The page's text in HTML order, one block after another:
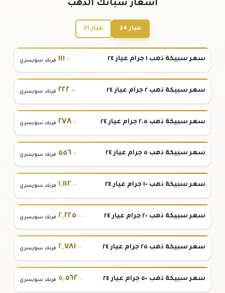
أسعار سبائك الذهب
عيار 24 عيار 21
سعر سبيكة ذهب ١ جرام عيار ٢٤ ١١١.٢٠ فرنك سويسري
سعر سبيكة ذهب ٢ جرام عيار ٢٤ ٢٢٢.٥٠ فرنك سويسري
سعر سبيكة ذهب ٢.٥ جرام عيار ٢٤ ٢٧٨.١٠ فرنك سويسري
سعر سبيكة ذهب ٥ جرام عيار ٢٤ ٥٥٦.٢٠ فرنك سويسري
سعر سبيكة ذهب ١٠ جرام عيار ٢٤ ١,١١٢.٠٠ فرنك سويسري
سعر سبيكة ذهب ٢٠ جرام عيار ٢٤ ٢,٢٢٥.٠٠ فرنك سويسري
سعر سبيكة ذهب ٢٥ جرام عيار ٢٤ ٢,٧٨١.٠٠ فرنك سويسري
سعر سبيكة ذهب ٥٠ جرام عيار ٢٤ ٥,٥٦٢.٠٠ فرنك سويسري